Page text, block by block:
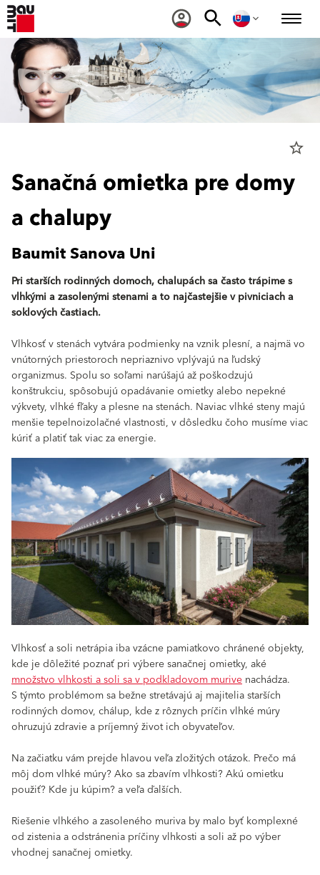
star_border
Sanačná omietka pre domy
a chalupy
Baumit Sanova Uni
Pri starších rodinných domoch, chalupách sa často trápime s
vlhkými a zasolenými stenami a to najčastejšie v pivniciach a
soklových častiach.
Vlhkosť v stenách vytvára podmienky na vznik plesní, a najmä vo
vnútorných priestoroch nepriaznivo vplývajú na ľudský
organizmus. Spolu so soľami narúšajú až poškodzujú
konštrukciu, spôsobujú opadávanie omietky alebo nepekné
výkvety, vlhké fľaky a plesne na stenách. Naviac vlhké steny majú
menšie tepelnoizolačné vlastnosti, v dôsledku čoho musíme viac
kúriť a platiť tak viac za energie.
Vlhkosť a soli netrápia iba vzácne pamiatkovo chránené objekty,
kde je dôležité poznať pri výbere sanačnej omietky, aké
množstvo vlhkosti a soli sa v podkladovom murive nachádza.
S týmto problémom sa bežne stretávajú aj majitelia starších
rodinných domov, chálup, kde z rôznych príčin vlhké múry
ohruzujú zdravie a príjemný život ich obyvateľov.
Na začiatku vám prejde hlavou veľa zložitých otázok. Prečo má
môj dom vlhké múry? Ako sa zbavím vlhkosti? Akú omietku
použiť? Kde ju kúpim? a veľa ďalších.
Riešenie vlhkého a zasoleného muriva by malo byť komplexné
od zistenia a odstránenia príčiny vlhkosti a soli až po výber
vhodnej sanačnej omietky.